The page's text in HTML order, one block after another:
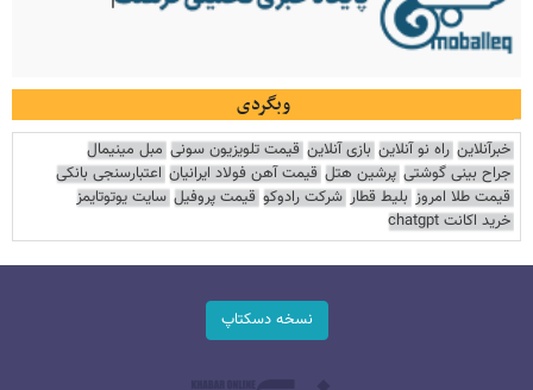
وبگردی
خبرآنلاین راه نو آنلاین بازی آنلاین قیمت تلویزیون سونی مبل مینیمال
جراح بینی گوشتی پرشین هتل قیمت آهن فولاد ایرانیان اعتبارسنجی بانکی
قیمت طلا امروز بلیط قطار شرکت رادوکو قیمت پروفیل سایت یوتوتایمز
خرید اکانت chatgpt
نسخه دسکتاپ